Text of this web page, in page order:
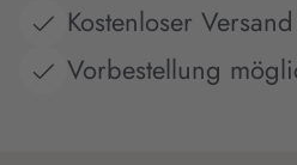
Kostenloser
Vorbestellung